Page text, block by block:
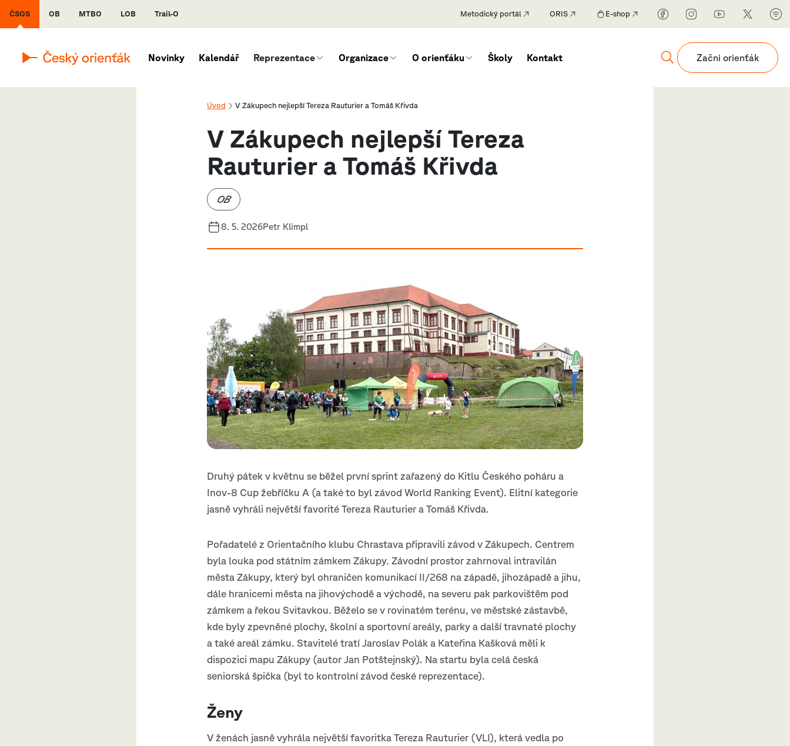
ČSOS OB MTBO LOB Trail-O Metodický portál ORIS E-shop
Novinky Kalendář Reprezentace Organizace O orienťáku Školy Kontakt Začni orienťák
Úvod V Zákupech nejlepší Tereza Rauturier a Tomáš Křivda
V Zákupech nejlepší Tereza
Rauturier a Tomáš Křivda
OB
8. 5. 2026Petr Klimpl
Druhý pátek v květnu se běžel první sprint zařazený do Kitlu Českého poháru a
Inov-8 Cup žebříčku A (a také to byl závod World Ranking Event). Elitní kategorie
jasně vyhráli největší favorité Tereza Rauturier a Tomáš Křivda.
Pořadatelé z Orientačního klubu Chrastava připravili závod v Zákupech. Centrem
byla louka pod státním zámkem Zákupy. Závodní prostor zahrnoval intravilán
města Zákupy, který byl ohraničen komunikací II/268 na západě, jihozápadě a jihu,
dále hranicemi města na jihovýchodě a východě, na severu pak parkovištěm pod
zámkem a řekou Svitavkou. Běželo se v rovinatém terénu, ve městské zástavbě,
kde byly zpevněné plochy, školní a sportovní areály, parky a další travnaté plochy
a také areál zámku. Stavitelé tratí Jaroslav Polák a Kateřina Kašková měli k
dispozici mapu Zákupy (autor Jan Potštejnský). Na startu byla celá česká
seniorská špička (byl to kontrolní závod české reprezentace).
Ženy
V ženách jasně vyhrála největší favoritka Tereza Rauturier (VLI), která vedla po